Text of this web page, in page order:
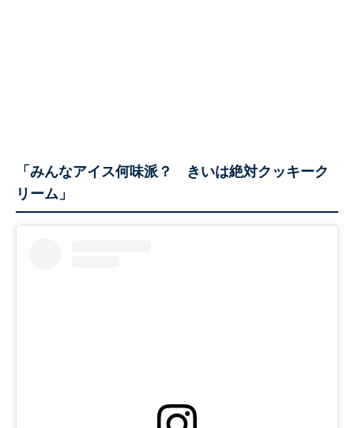
「みんなアイス何味派？ きいは絶対クッキーク
リーム」